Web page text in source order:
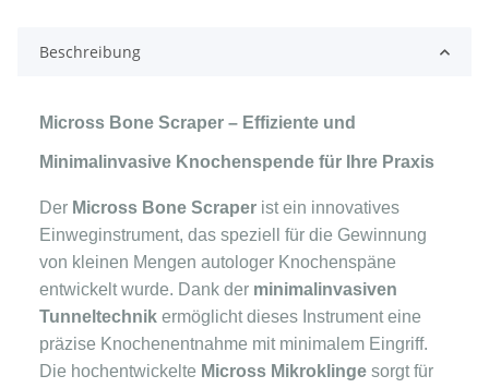
Beschreibung
Micross Bone Scraper – Effiziente und
Minimalinvasive Knochenspende für Ihre Praxis
Der Micross Bone Scraper ist ein innovatives
Einweginstrument, das speziell für die Gewinnung
von kleinen Mengen autologer Knochenspäne
entwickelt wurde. Dank der minimalinvasiven
Tunneltechnik ermöglicht dieses Instrument eine
präzise Knochenentnahme mit minimalem Eingriff.
Die hochentwickelte Micross Mikroklinge sorgt für